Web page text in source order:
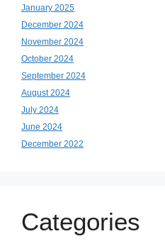
January 2025
December 2024
November 2024
October 2024
September 2024
August 2024
July 2024
June 2024
December 2022
Categories